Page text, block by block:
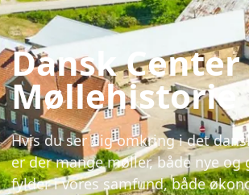
Dansk
Møllehistorie
Hvis du ser dig omkring i det
er der mange møller, både nye og
fylder i vores samfund, både